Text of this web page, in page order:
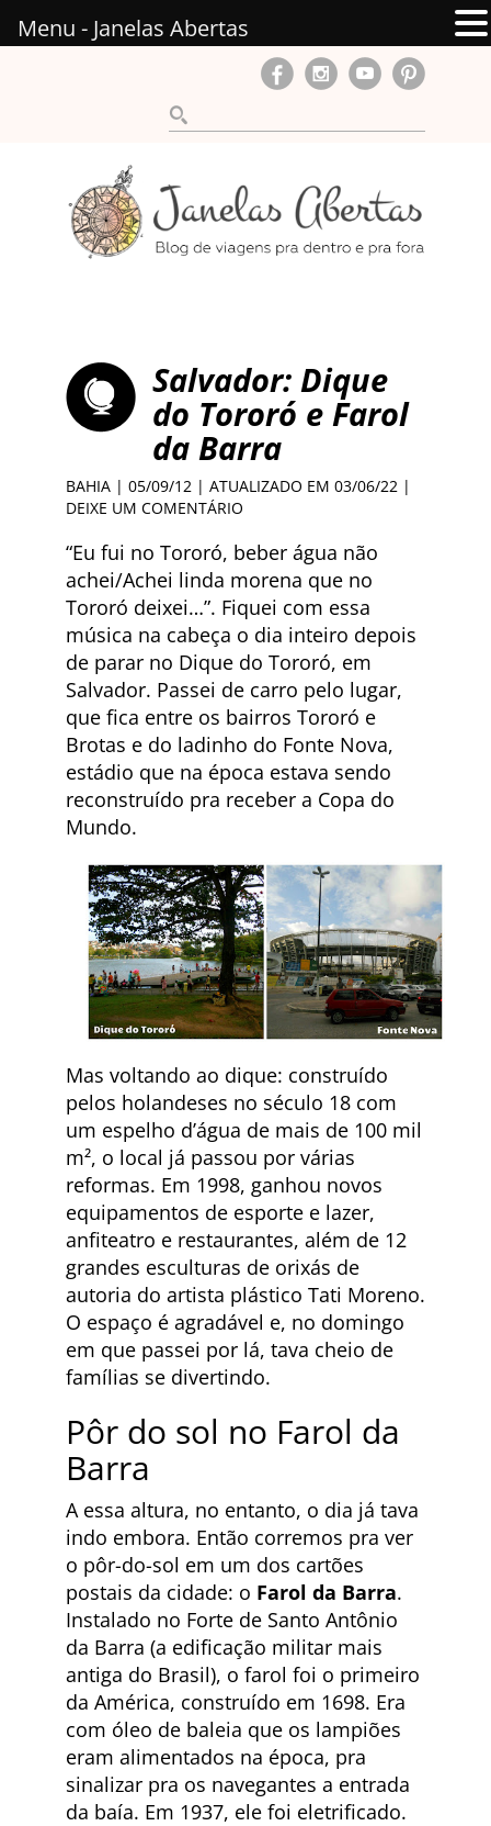
Salvador: Dique
do Tororó e Farol
da Barra
BAHIA | 05/09/12 | ATUALIZADO EM 03/06/22 |
DEIXE UM COMENTÁRIO
“Eu fui no Tororó, beber água não
achei/Achei linda morena que no
Tororó deixei…”. Fiquei com essa
música na cabeça o dia inteiro depois
de parar no Dique do Tororó, em
Salvador. Passei de carro pelo lugar,
que fica entre os bairros Tororó e
Brotas e do ladinho do Fonte Nova,
estádio que na época estava sendo
reconstruído pra receber a Copa do
Mundo.
Mas voltando ao dique: construído
pelos holandeses no século 18 com
um espelho d’água de mais de 100 mil
m², o local já passou por várias
reformas. Em 1998, ganhou novos
equipamentos de esporte e lazer,
anfiteatro e restaurantes, além de 12
grandes esculturas de orixás de
autoria do artista plástico Tati Moreno.
O espaço é agradável e, no domingo
em que passei por lá, tava cheio de
famílias se divertindo.
Pôr do sol no Farol da
Barra
A essa altura, no entanto, o dia já tava
indo embora. Então corremos pra ver
o pôr-do-sol em um dos cartões
postais da cidade: o Farol da Barra.
Instalado no Forte de Santo Antônio
da Barra (a edificação militar mais
antiga do Brasil), o farol foi o primeiro
da América, construído em 1698. Era
com óleo de baleia que os lampiões
eram alimentados na época, pra
sinalizar pra os navegantes a entrada
da baía. Em 1937, ele foi eletrificado.
Menu - Janelas Abertas